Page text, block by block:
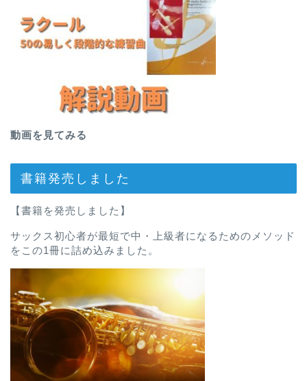
動画を見てみる
書籍発売しました
【書籍を発売しました】
サックス初心者が最短で中・上級者になるためのメソッド
をこの1冊に詰め込みました。